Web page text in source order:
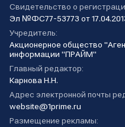
Свидетельство о
Эл №ФС77-53773 от
Учредитель:
Акционерное общество
информации "ПРАЙМ"
Главный редактор:
Карнова Н.Н.
Адрес электронной почты
website@1prime.ru
Размещение рекламы: